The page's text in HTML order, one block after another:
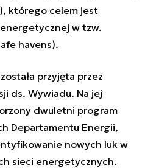
którego celem jest
w tzw.
havens).
przyjęta przez
ds. Wywiadu. Na jej
dwuletni program
Departamentu Energii,
nowych luk w
sieci energetycznych.